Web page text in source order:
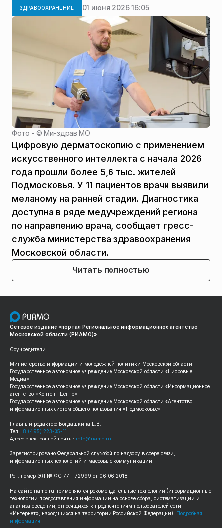
ЗДРАВООХРАНЕНИЕ 01 июня 2026 16:05
Фото - ©Минздрав МО
Цифровую дерматоскопию с применением
искусственного интеллекта с начала 2026
года прошли более 5,6 тыс. жителей
Подмосковья. У 11 пациентов врачи выявили
меланому на ранней стадии. Диагностика
доступна в ряде медучреждений региона
по направлению врача, сообщает пресс-
служба министерства здравоохранения
Московской области.
Читать полностью
Сетевое издание «портал Региональное информационное агентство
Московской области (РИАМО)»
Соучредители:
Министерство информации и молодежной политики Московской области
Государственное автономное учреждение Московской области «Цифровые
Медиа»
Государственное автономное учреждение Московской области «Информационное
агентство «Контент-Центр»
Государственное автономное учреждение Московской области «Агентство
информационных систем общего пользования «Подмосковье»
Главный редактор: Богдашкина Е.В.
Тел.: 8 (495) 223-35-11
Адрес электронной почты: info@riamo.ru
Зарегистрировано Федеральной службой по надзору в сфере связи,
информационных технологий и массовых коммуникаций
Рег. номер ЭЛ № ФС 77 – 72999 от 06.06.2018
На сайте riamo.ru применяются рекомендательные технологии (информационные
технологии предоставления информации на основе сбора, систематизации и
анализа сведений, относящихся к предпочтениям пользователей сети
«Интернет», находящихся на территории Российской Федерации). Подробная
информация